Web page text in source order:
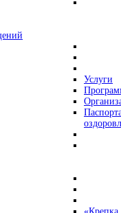
Услуги